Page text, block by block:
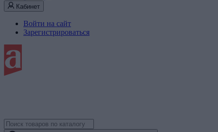
Кабинет
Войти на сайт
Зарегистрироваться